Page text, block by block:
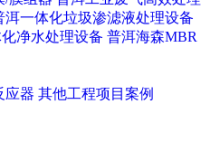
洱一体化垃圾渗滤液处理设备
净水处理设备 普洱海森MBR
应器 其他工程项目案例